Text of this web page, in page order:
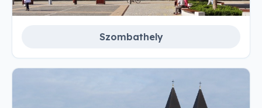
Szombathely